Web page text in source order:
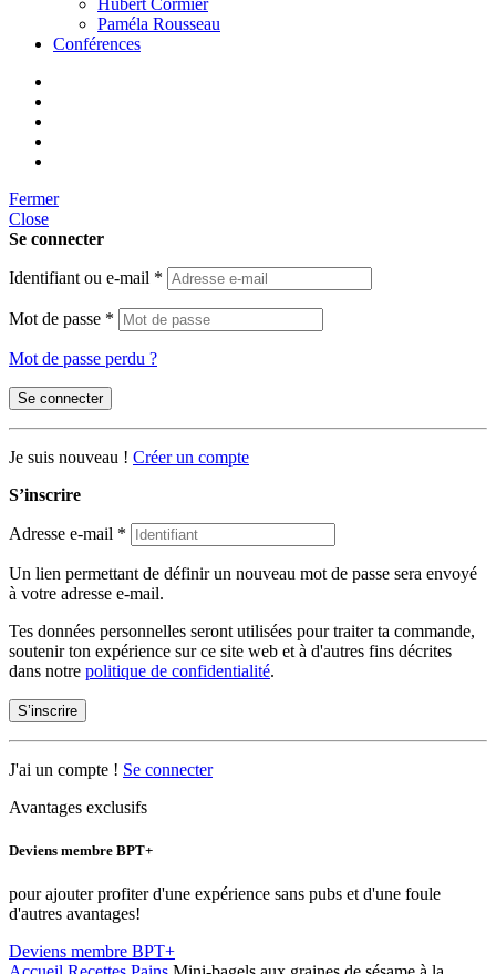
Hubert Cormier
Paméla Rousseau
Conférences
Fermer
Close
Se connecter
Identifiant ou e-mail *
Mot de passe *
Mot de passe perdu ?
Se connecter
Je suis nouveau ! Créer un compte
S’inscrire
Adresse e-mail *
Un lien permettant de définir un nouveau mot de passe sera envoyé
à votre adresse e-mail.
Tes données personnelles seront utilisées pour traiter ta commande,
soutenir ton expérience sur ce site web et à d'autres fins décrites
dans notre politique de confidentialité.
S’inscrire
J'ai un compte ! Se connecter
Avantages exclusifs
Deviens membre BPT+
pour ajouter profiter d'une expérience sans pubs et d'une foule
d'autres avantages!
Deviens membre BPT+